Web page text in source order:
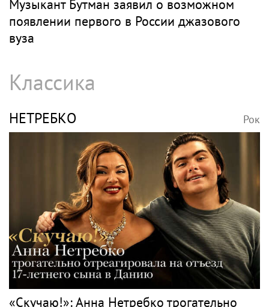
Музыкант Бутман заявил о возможном
появлении первого в России джазового
вуза
Классика
НЕТРЕБКО Рок
«Скучаю!»: Анна Нетребко трогательно